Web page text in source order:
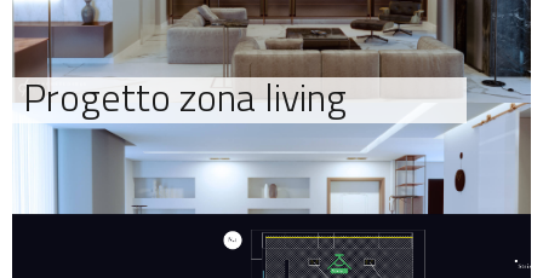
Progetto zona living